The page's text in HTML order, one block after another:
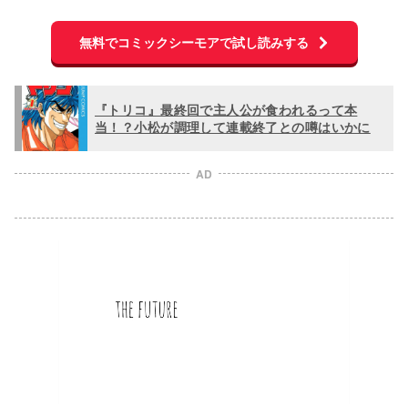
無料でコミックシーモアで試し読みする
『トリコ』最終回で主人公が食われるって本
当！？小松が調理して連載終了との噂はいかに
AD